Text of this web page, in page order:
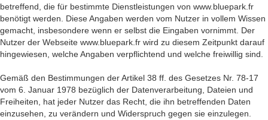
betreffend, die für bestimmte Dienstleistungen von www.bluepark.fr
benötigt werden. Diese Angaben werden vom Nutzer in vollem Wissen
gemacht, insbesondere wenn er selbst die Eingaben vornimmt. Der
Nutzer der Webseite www.bluepark.fr wird zu diesem Zeitpunkt darauf
hingewiesen, welche Angaben verpflichtend und welche freiwillig sind.
Gemäß den Bestimmungen der Artikel 38 ff. des Gesetzes Nr. 78-17
vom 6. Januar 1978 bezüglich der Datenverarbeitung, Dateien und
Freiheiten, hat jeder Nutzer das Recht, die ihn betreffenden Daten
einzusehen, zu verändern und Widerspruch gegen sie einzulegen.